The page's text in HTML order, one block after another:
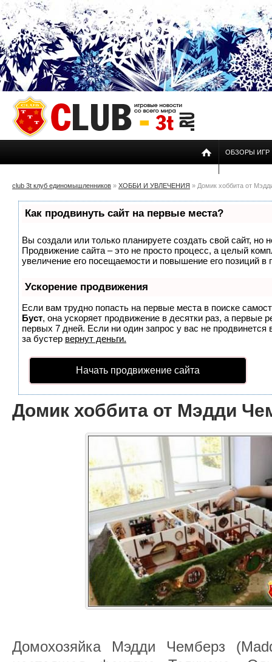
ОБЗОРЫ ИГР
club 3t клуб единомышленников » ХОББИ И УВЛЕЧЕНИЯ » Домик хоббита от
Как продвинуть сайт на первые места?
Вы создали или только планируете создать свой сайт, но
Продвижение сайта – это не просто процесс, а целый
увеличение его посещаемости и повышение его позиций в
Ускорение продвижения
Если вам трудно попасть на первые места в поиске
Буст, она ускоряет продвижение в десятки раз, а первые
первых 7 дней. Если ни один запрос у вас не продвинется
за бустер вернут деньги.
Начать продвижение сайта
Домик хоббита от Мэдди
Домохозяйка Мэдди Чемберз